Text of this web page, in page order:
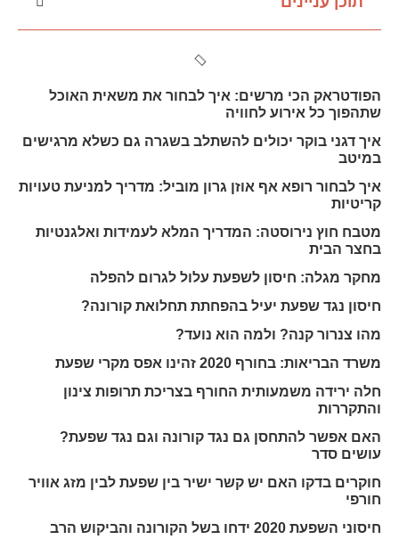
הפודטראק הכי מרשים: איך לבחור את משאית האוכל
שתהפוך כל אירוע לחוויה
איך דגני בוקר יכולים להשתלב בשגרה גם כשלא מרגישים
במיטב
איך לבחור רופא אף אוזן גרון מוביל: מדריך למניעת טעויות
קריטיות
מטבח חוץ נירוסטה: המדריך המלא לעמידות ואלגנטיות
בחצר הבית
מחקר מגלה: חיסון לשפעת עלול לגרום להפלה
חיסון נגד שפעת יעיל בהפחתת תחלואת קורונה?
מהו צנרור קנה? ולמה הוא נועד?
משרד הבריאות: בחורף 2020 זהינו אפס מקרי שפעת
חלה ירידה משמעותית החורף בצריכת תרופות צינון
והתקררות
האם אפשר להתחסן גם נגד קורונה וגם נגד שפעת?
עושים סדר
חוקרים בדקו האם יש קשר ישיר בין שפעת לבין מזג אוויר
חורפי
חיסוני השפעת 2020 ידחו בשל הקורונה והביקוש הרב